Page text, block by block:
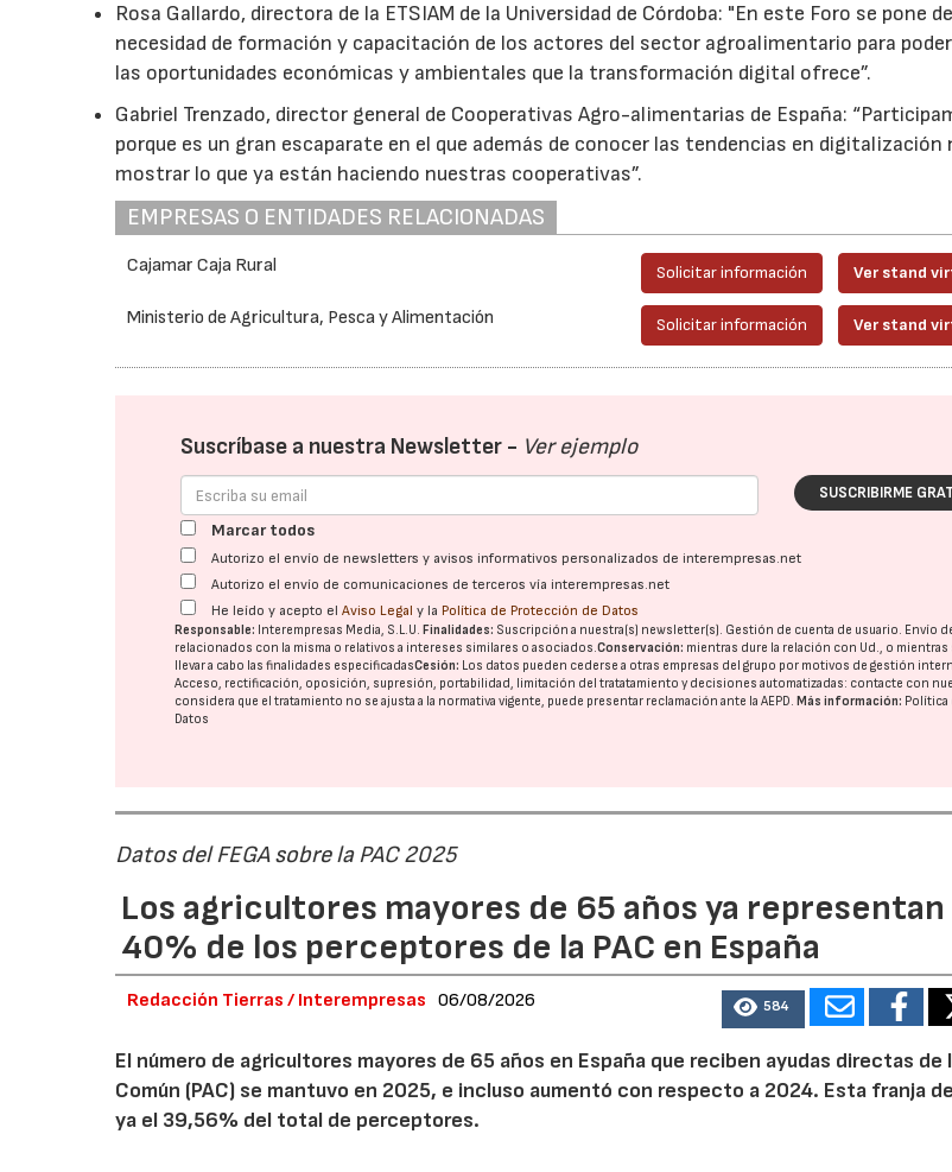
Rosa Gallardo, directora de la ETSIAM de la Universidad de Córdoba: "En este Foro se pone
necesidad de formación y capacitación de los actores del sector agroalimentario para
las oportunidades económicas y ambientales que la transformación digital ofrece”.
Gabriel Trenzado, director general de Cooperativas Agro-alimentarias de España:
porque es un gran escaparate en el que además de conocer las tendencias en digitalización
mostrar lo que ya están haciendo nuestras cooperativas”.
EMPRESAS O ENTIDADES RELACIONADAS
Cajamar Caja Rural Solicitar información Ver stand
Ministerio de Agricultura, Pesca y Alimentación Solicitar información Ver stand
Suscríbase a nuestra Newsletter - Ver ejemplo
SUSCRIBIRME
Marcar todos
Autorizo el envío de newsletters y avisos informativos personalizados de interempresas.net
Autorizo el envío de comunicaciones de terceros vía interempresas.net
He leído y acepto elAviso Legal y la Política de Protección de Datos
Responsable: Interempresas Media, S.L.U. Finalidades: Suscripción a nuestra(s) newsletter(s). Gestión de cuenta de usuario. Envío
relacionados con la misma o relativos a intereses similares o asociados.Conservación: mientras dure la relación con Ud., o mientras
llevar a cabo las finalidades especificadasCesión: Los datos pueden cederse a otras empresas del grupo por motivos de gestión
Acceso, rectificación, oposición, supresión, portabilidad, limitación del tratatamiento y decisiones automatizadas: contacte con
considera que el tratamiento no se ajusta a la normativa vigente, puede presentar reclamación ante laAEPD. Más información:
Datos
Datos del FEGA sobre la PAC 2025
Los agricultores mayores de 65 años ya representan
40% de los perceptores de la PAC en España
Redacción Tierras / Interempresas 06/08/2026 584
El número de agricultores mayores de 65 años en España que reciben ayudas directas de
Común (PAC) se mantuvo en 2025, e incluso aumentó con respecto a 2024. Esta franja
ya el 39,56% del total de perceptores.